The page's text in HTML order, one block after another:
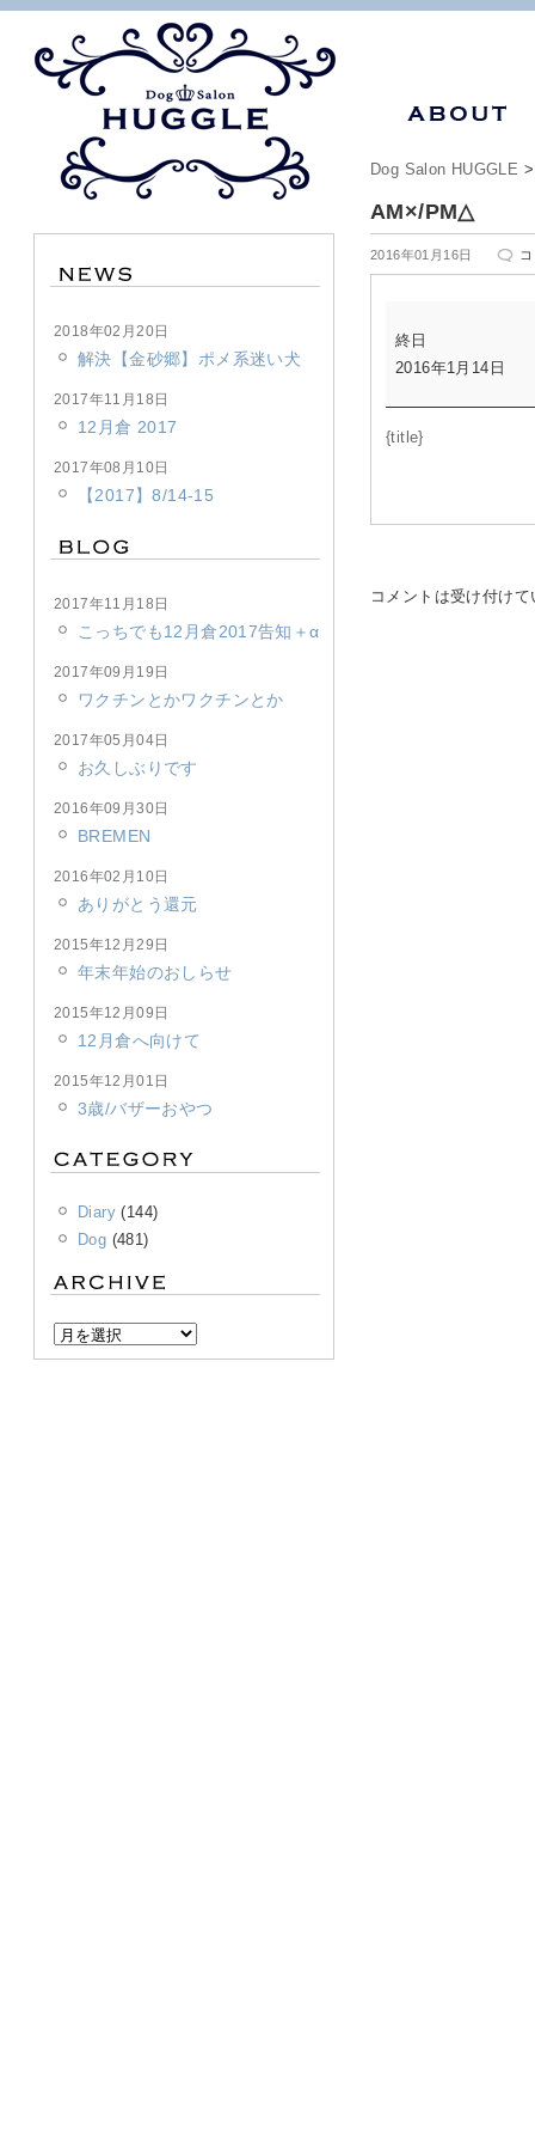
Dog Salon HUGGLE
AM×/PM△
2016年01月16日
は
終日
2016年1月14日
{title}
コメントは受け付け
2018年02月20日
解決【金砂郷】ポメ系迷い犬
2017年11月18日
12月倉 2017
2017年08月10日
【2017】8/14-15
2017年11月18日
こっちでも12月倉2017告知＋α
2017年09月19日
ワクチンとかワクチンとか
2017年05月04日
お久しぶりです
2016年09月30日
BREMEN
2016年02月10日
ありがとう還元
2015年12月29日
年末年始のおしらせ
2015年12月09日
12月倉へ向けて
2015年12月01日
3歳/バザーおやつ
Diary(144)
Dog (481)